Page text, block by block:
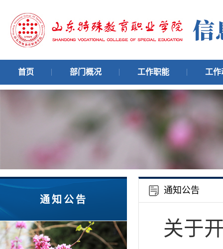
首页 部门概况 工作职能 工作
通知公告
通知公告
关于